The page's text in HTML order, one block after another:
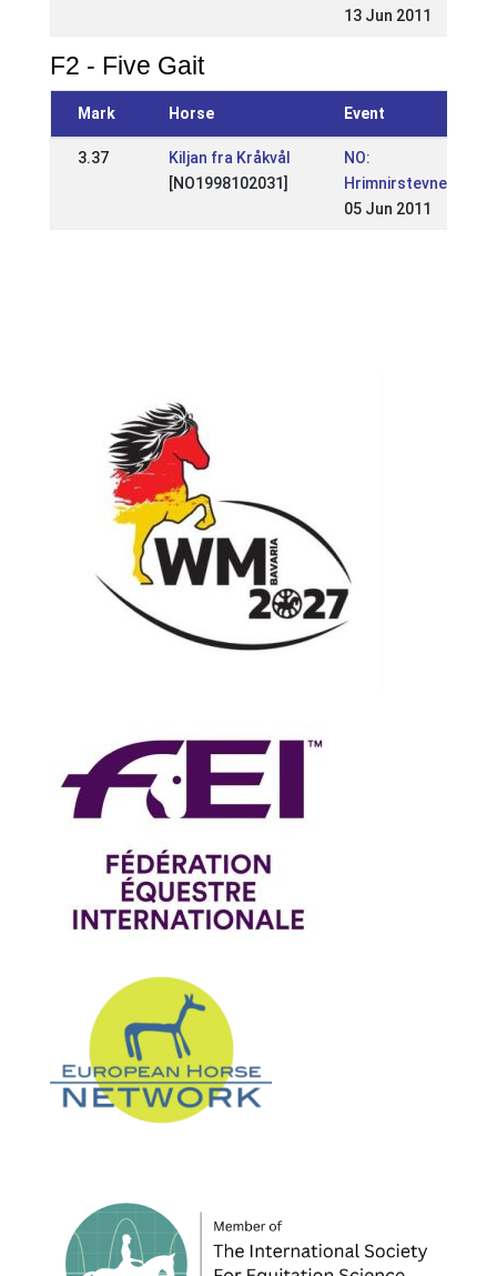
13 Jun 2011
F2 - Five Gait
Mark Horse Event
3.37
Kiljan fra Kråkvål
[NO1998102031]
NO:
Hrimnirstevnet
05 Jun 2011